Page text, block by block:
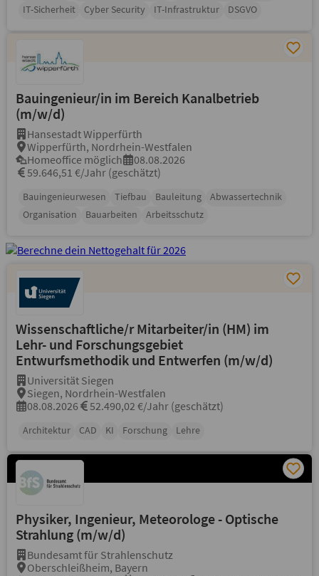
IT-Sicherheit Cyber Security IT-Infrastruktur DSGVO
Bauingenieur/in im Bereich Kanalbetrieb
(m/w/d)
Hansestadt Wipperfürth
Wipperfürth, Nordrhein-Westfalen
Homeoffice möglich
08.08.2026
59.646,51 €/Jahr (geschätzt)
Bauingenieurwesen Tiefbau Bauleitung
Abwassertechnik
Organisation
Bauarbeiten Arbeitsschutz
Wissenschaftliche/r Mitarbeiter/in (HM) im
Lehr- und Forschungsgebiet
Entwurfsmethodik und Entwerfen (m/w/d)
Universität Siegen
Siegen, Nordrhein-Westfalen
08.08.2026
52.490,02 €/Jahr (geschätzt)
Architektur CAD KI Forschung Lehre
Physiker, Ingenieur, Meteorologe - Optische
Strahlung (m/w/d)
Bundesamt für Strahlenschutz
Oberschleißheim, Bayern